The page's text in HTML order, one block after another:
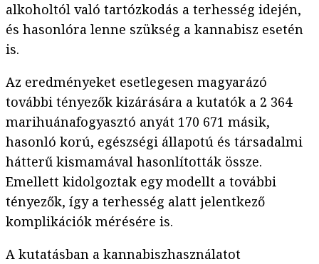
alkoholtól való tartózkodás a terhesség idején,
és hasonlóra lenne szükség a kannabisz esetén
is.
Az eredményeket esetlegesen magyarázó
további tényezők kizárására a kutatók a 2 364
marihuánafogyasztó anyát 170 671 másik,
hasonló korú, egészségi állapotú és társadalmi
hátterű kismamával hasonlították össze.
Emellett kidolgoztak egy modellt a további
tényezők, így a terhesség alatt jelentkező
komplikációk mérésére is.
A kutatásban a kannabiszhasználatot